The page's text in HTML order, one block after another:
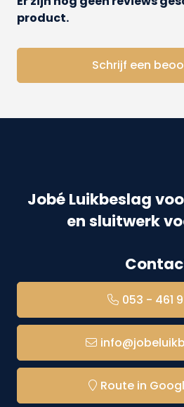
product.
Schrijf een
Jobé Luikbeslag
en sluitwerk
053 - 461
Route in